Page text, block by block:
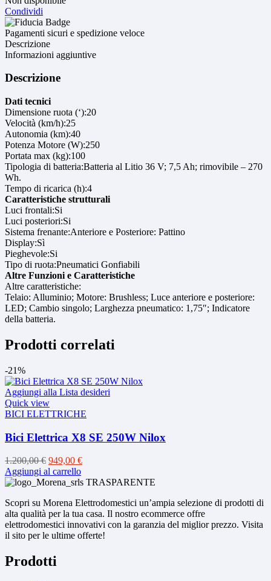
Condividi
Pagamenti sicuri e spedizione veloce
Descrizione
Informazioni aggiuntive
Descrizione
Dati tecnici
Dimensione ruota (‘):20
Velocità (km/h):25
Autonomia (km):40
Potenza Motore (W):250
Portata max (kg):100
Tipologia di batteria:Batteria al Litio 36 V; 7,5 Ah; rimovibile – 270
Wh.
Tempo di ricarica (h):4
Caratteristiche strutturali
Luci frontali:Si
Luci posteriori:Si
Sistema frenante:Anteriore e Posteriore: Pattino
Display:Sì
Pieghevole:Si
Tipo di ruota:Pneumatici Gonfiabili
Altre Funzioni e Caratteristiche
Altre caratteristiche:
Telaio: Alluminio; Motore: Brushless; Luce anteriore e posteriore:
LED; Cambio singolo; Larghezza pneumatico: 1,75″; Indicatore
della batteria.
Prodotti correlati
-21%
Aggiungi alla Lista desideri
Quick view
BICI ELETTRICHE
Bici Elettrica X8 SE 250W Nilox
1.200,00€ Il
prezzo
originale
1.200,00 €.
949,00 €Il
attuale
949,00 €.
Aggiungi al carrello
Scopri su Morena Elettrodomestici un’ampia selezione di prodotti di
alta qualità per la tua casa. Il nostro ecommerce offre
elettrodomestici innovativi con la garanzia del miglior prezzo. Visita
il sito per le ultime offerte!
Prodotti